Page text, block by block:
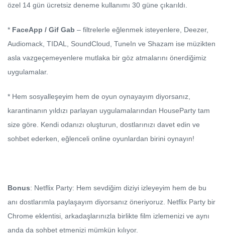
özel 14 gün ücretsiz deneme kullanımı 30 güne çıkarıldı.
* FaceApp / Gif Gab – filtrelerle eğlenmek isteyenlere, Deezer,
Audiomack, TIDAL, SoundCloud, TuneIn ve Shazam ise müzikten
asla vazgeçemeyenlere mutlaka bir göz atmalarını önerdiğimiz
uygulamalar.
* Hem sosyalleşeyim hem de oyun oynayayım diyorsanız,
karantinanın yıldızı parlayan uygulamalarından HouseParty tam
size göre. Kendi odanızı oluşturun, dostlarınızı davet edin ve
sohbet ederken, eğlenceli online oyunlardan birini oynayın!
Bonus: Netflix Party: Hem sevdiğim diziyi izleyeyim hem de bu
anı dostlarımla paylaşayım diyorsanız öneriyoruz. Netflix Party bir
Chrome eklentisi, arkadaşlarınızla birlikte film izlemenizi ve aynı
anda da sohbet etmenizi mümkün kılıyor.